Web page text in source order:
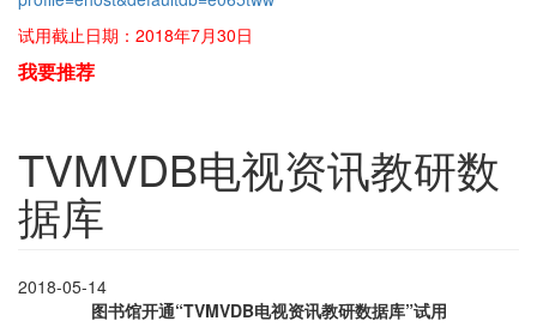
试用截止日期：2018年7月30日
我要推荐
TVMVDB电视资讯教研数
据库
2018-05-14
图书馆开通“TVMVDB电视资讯教研数据库”试用